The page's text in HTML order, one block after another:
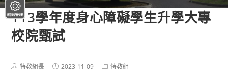
113學年度身心障礙學生升學大專
校院甄試
Post特教組長
Post2023-11-09
Post特教組